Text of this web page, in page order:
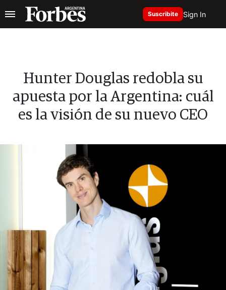
Suscribite Sign In
Hunter Douglas redobla su
apuesta por la Argentina: cuál
es la visión de su nuevo CEO